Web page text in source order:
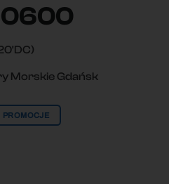
Morskie Gdańsk
PROMOCJE